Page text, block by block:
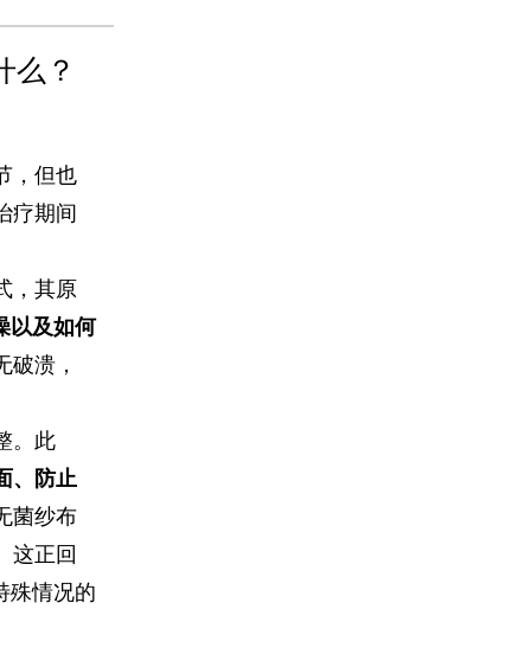
么？
，但也
疗期间
，其原
以及如何
破溃，
。此
、防止
菌纱布
这正回
殊情况的